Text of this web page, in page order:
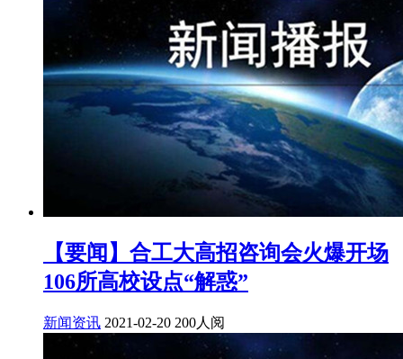
【要闻】合工大高招咨询会火爆开场
106所高校设点“解惑”
新闻资讯 2021-02-20 200人阅